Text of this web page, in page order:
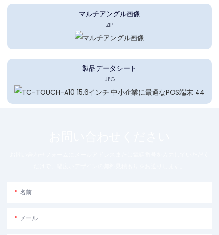
マルチアングル画像
ZIP
製品データシート
JPG
名前
メール